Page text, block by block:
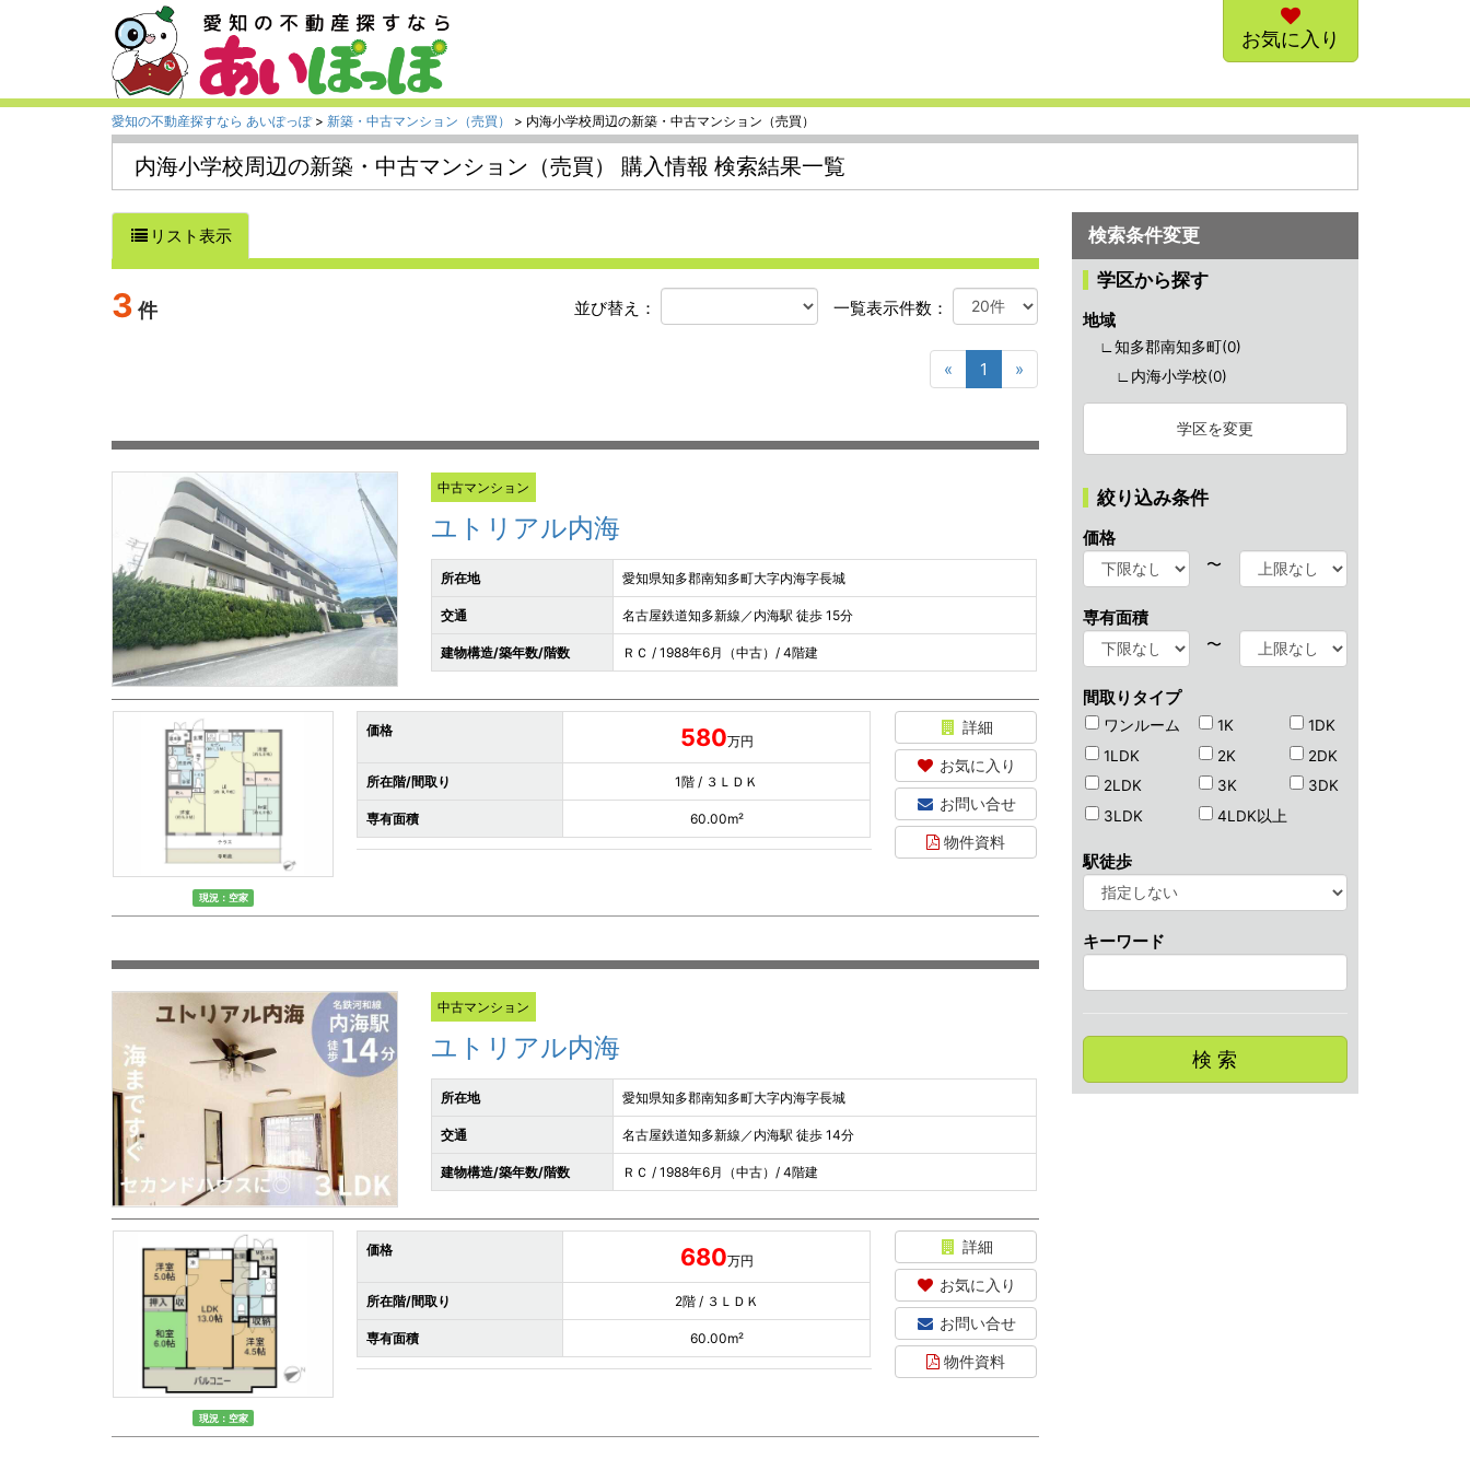
お気に入り
愛知の不動産探すなら あいぽっぽ> 新築・中古マンション（売買） > 内海小学校周辺の新築・中古マンション（売買）
内海小学校周辺の新築・中古マンション（売買） 購入情報 検索結果一覧
リスト表示
3 件 並び替え ： 一覧表示件数 ：
«
1 »
中古マンション
ユトリアル内海
所在地 愛知県知多郡南知多町大字内海字長城
交通 名古屋鉄道知多新線／内海駅 徒歩 15分
建物構造/築年数/階数 ＲＣ / 1988年6月（中古）/ 4階建
現況：空家
価格 580万円
所在階/間取り 1階 / ３ＬＤＫ
専有面積 60.00m²
詳細
お気に入り
お問い合せ
物件資料
中古マンション
ユトリアル内海
所在地 愛知県知多郡南知多町大字内海字長城
交通 名古屋鉄道知多新線／内海駅 徒歩 14分
建物構造/築年数/階数 ＲＣ / 1988年6月（中古）/ 4階建
現況：空家
価格 680万円
所在階/間取り 2階 / ３ＬＤＫ
専有面積 60.00m²
詳細
お気に入り
お問い合せ
物件資料
検索条件変更
学区から探す
地域
∟知多郡南知多町(0)
∟内海小学校(0)
学区を変更
絞り込み条件
価格
〜
専有面積
〜
間取りタイプ
ワンルーム
1LDK
2LDK
1K
2K
3K
1DK
2DK
3DK
3LDK
4LDK以上
駅徒歩
キーワード
検 索